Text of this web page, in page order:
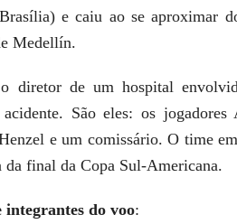
e caiu ao se aproximar
Medellín.
diretor de um hospital
acidente. São eles: os
e um comissário. O time
da final da Copa Sul-Americana.
do voo: